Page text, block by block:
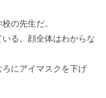
の先生だ。
る。顔全体はわからな
にアイマスクを下げ